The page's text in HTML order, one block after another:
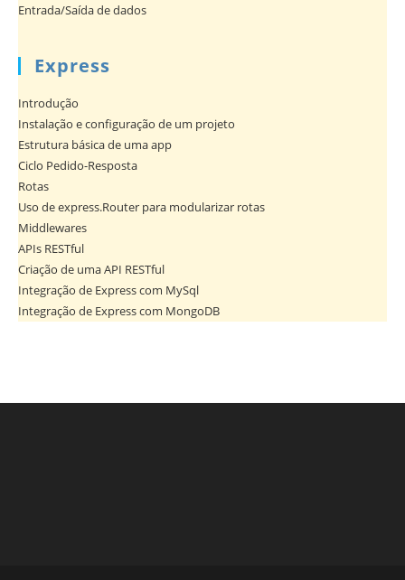
Entrada/Saída de dados
Express
Introdução
Instalação e configuração de um projeto
Estrutura básica de uma app
Ciclo Pedido-Resposta
Rotas
Uso de express.Router para modularizar rotas
Middlewares
APIs RESTful
Criação de uma API RESTful
Integração de Express com MySql
Integração de Express com MongoDB